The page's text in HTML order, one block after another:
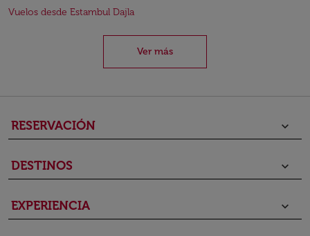
Vuelos desde Estambul Dajla
Ver más
RESERVACIÓN keyboard_arrow_down
DESTINOS keyboard_arrow_down
EXPERIENCIA keyboard_arrow_down